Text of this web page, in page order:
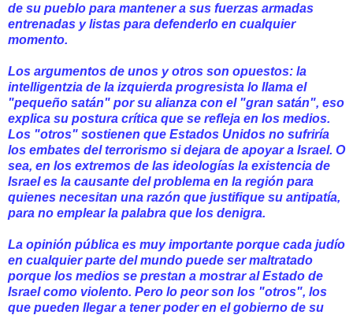
de su pueblo para mantener a sus fuerzas armadas
entrenadas y listas para defenderlo en cualquier
momento.
Los argumentos de unos y otros son opuestos: la
intelligentzia de la izquierda progresista lo llama el
"pequeño satán" por su alianza con el "gran satán", eso
explica su postura crítica que se refleja en los medios.
Los "otros" sostienen que Estados Unidos no sufriría
los embates del terrorismo si dejara de apoyar a Israel. O
sea, en los extremos de las ideologías la existencia de
Israel es la causante del problema en la región para
quienes necesitan una razón que justifique su antipatía,
para no emplear la palabra que los denigra.
La opinión pública es muy importante porque cada judío
en cualquier parte del mundo puede ser maltratado
porque los medios se prestan a mostrar al Estado de
Israel como violento. Pero lo peor son los "otros", los
que pueden llegar a tener poder en el gobierno de su